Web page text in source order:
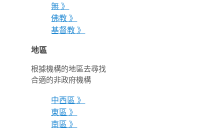
無 》
佛教 》
基督教 》
地區
根據機構的地區去尋找
合適的非政府機構
中西區 》
東區 》
南區 》